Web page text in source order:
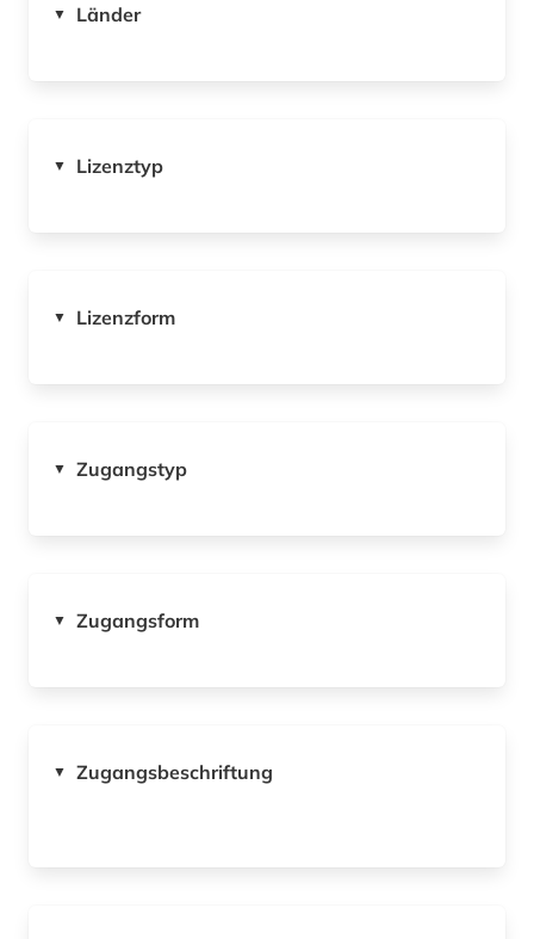
▼ Länder
▼ Lizenztyp
▼ Lizenzform
▼ Zugangstyp
▼ Zugangsform
▼ Zugangsbeschriftung